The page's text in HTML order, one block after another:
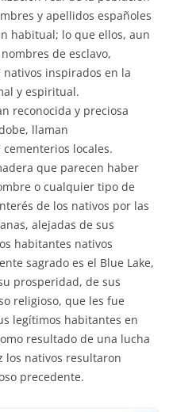
y apellidos españoles
habitual; lo que ellos, aun
de esclavo,
inspirados en la
y espiritual.
reconocida y preciosa
llaman
locales.
que parecen haber
o cualquier tipo de
de los nativos por las
alejadas de sus
habitantes nativos
sagrado es el Blue Lake,
prosperidad, de sus
religioso, que les fue
legítimos habitantes en
resultado de una lucha
los nativos resultaron
precedente.